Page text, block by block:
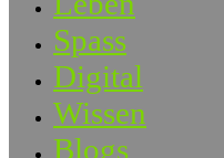
Spass
Digital
Wissen
Blogs